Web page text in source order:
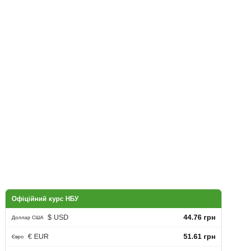
Офіційний курс НБУ
Доллар США $ USD 44.76 грн
Євро € EUR 51.61 грн